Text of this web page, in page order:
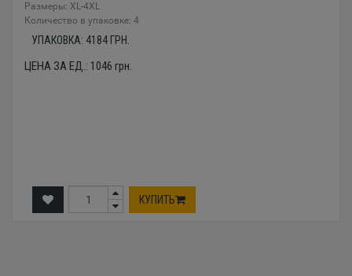
Размеры: XL-4XL
Количество в упаковке: 4
УПАКОВКА: 4184 ГРН.
ЦЕНА ЗА ЕД.: 1046 грн.
КУПИТЬ